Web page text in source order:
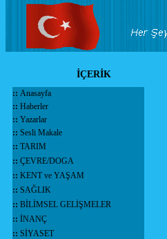
İÇERİK
:: Anasayfa
:: Haberler
:: Yazarlar
:: Sesli Makale
:: TARIM
:: ÇEVRE/DOGA
:: KENT ve YAŞAM
:: SAĞLIK
:: BİLİMSEL GELİŞMELER
:: İNANÇ
:: SİYASET